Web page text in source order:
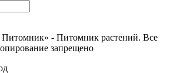
- Питомник растений. Все
запрещено